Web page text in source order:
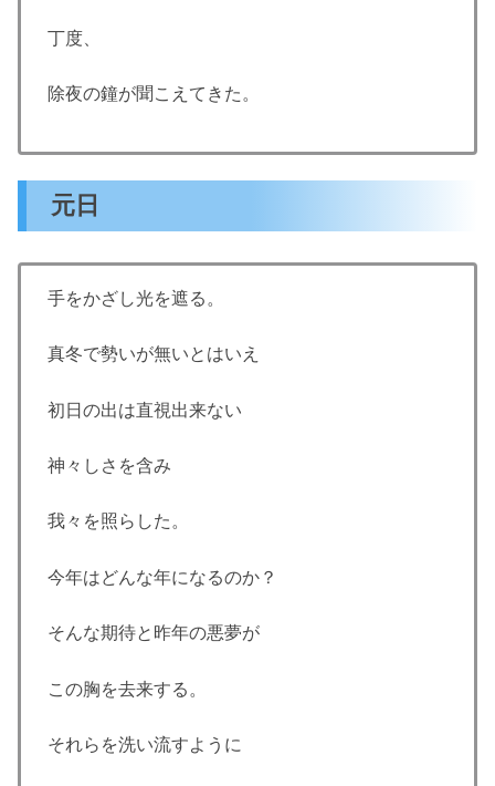
丁度、
除夜の鐘が聞こえてきた。
元日
手をかざし光を遮る。
真冬で勢いが無いとはいえ
初日の出は直視出来ない
神々しさを含み
我々を照らした。
今年はどんな年になるのか？
そんな期待と昨年の悪夢が
この胸を去来する。
それらを洗い流すように